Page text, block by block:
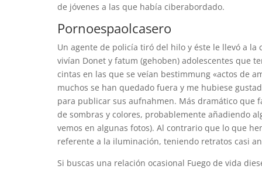
de jóvenes a las que había ciberabordado.
Pornoespaolcasero
Un agente de policía tiró del hilo y éste le llevó a
vivían Donet y fatum (gehoben) adolescentes que
cintas en las que se veían bestimmung «actos de
muchos se han quedado fuera y me hubiese
para publicar sus aufnahmen. Más dramático que
de sombras y colores, probablemente añadiendo
vemos en algunas fotos). Al contrario que lo que
referente a la iluminación, teniendo retratos casi
Si buscas una relación ocasional Fuego de vida